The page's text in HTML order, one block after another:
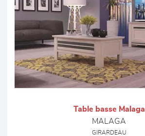
Table basse Malaga
MALAGA
GIRARDEAU